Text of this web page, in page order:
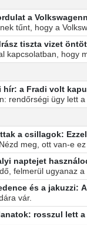
a
tűnt, hogy a
tiszta vizet
kapcsolatban, hogy
hír: a Fradi volt
rendőrségi ügy lett
a csillagok:
meg, ott van-e
naptejet
felmerül ugyanaz
és a jakuzzi:
vár.
rosszul lett